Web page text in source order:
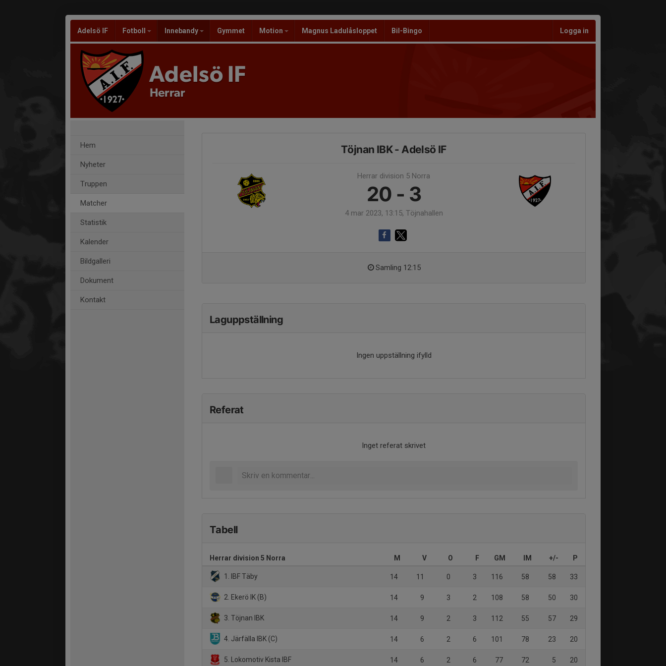
Adelsö IF Fotboll Innebandy Gymmet Motion Magnus Ladulåsloppet Bil-Bingo Logga in
Adelsö IF
Herrar
Hem
Nyheter
Truppen
Matcher
Statistik
Kalender
Bildgalleri
Dokument
Kontakt
Töjnan IBK - Adelsö IF
Herrar division 5 Norra
20 - 3
4 mar 2023, 13:15, Töjnahallen
Samling 12:15
Laguppställning
Ingen uppställning ifylld
Referat
Inget referat skrivet
Tabell
Herrar division 5 Norra M V O F GM IM +/- P
1. IBF Täby 14 11 0 3 116 58 58 33
2. Ekerö IK (B) 14 9 3 2 108 58 50 30
3. Töjnan IBK 14 9 2 3 112 55 57 29
4. Järfälla IBK (C) 14 6 2 6 101 78 23 20
5. Lokomotiv Kista IBF 14 6 2 6 77 72 5 20